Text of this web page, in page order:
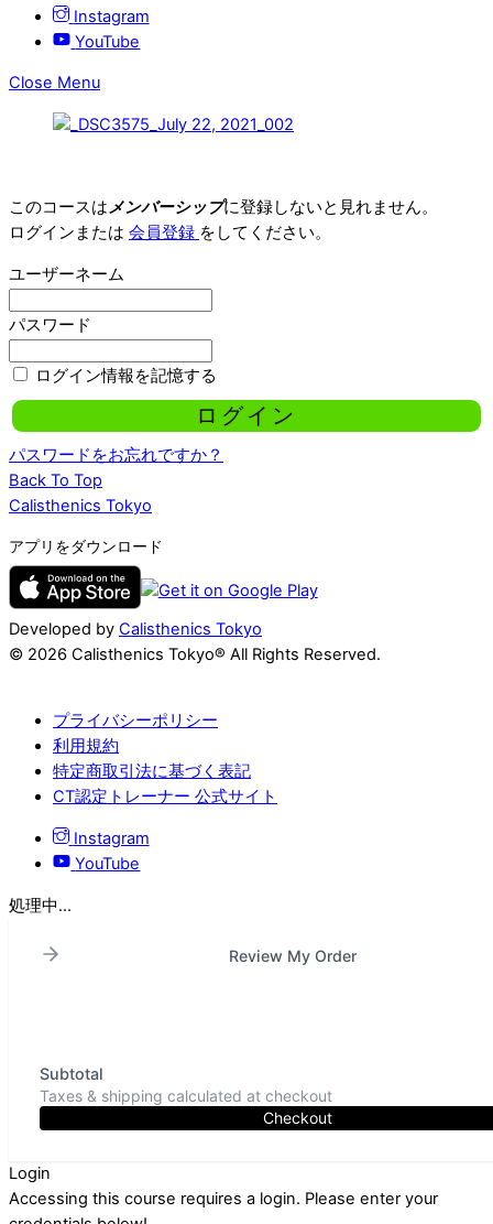
Instagram
YouTube
Close Menu
このコースはメンバーシップに登録しないと見れません。
ログインまたは 会員登録 をしてください。
ユーザーネーム
パスワード
ログイン情報を記憶する
パスワードをお忘れですか？
Back To Top
Calisthenics Tokyo
アプリをダウンロード
Developed by Calisthenics Tokyo
© 2026 Calisthenics Tokyo® All Rights Reserved.
プライバシーポリシー
利用規約
特定商取引法に基づく表記
CT認定トレーナー 公式サイト
Instagram
YouTube
処理中...
Review My Order
Subtotal
Taxes & shipping calculated at checkout
Checkout
Login
Accessing this course requires a login. Please enter your